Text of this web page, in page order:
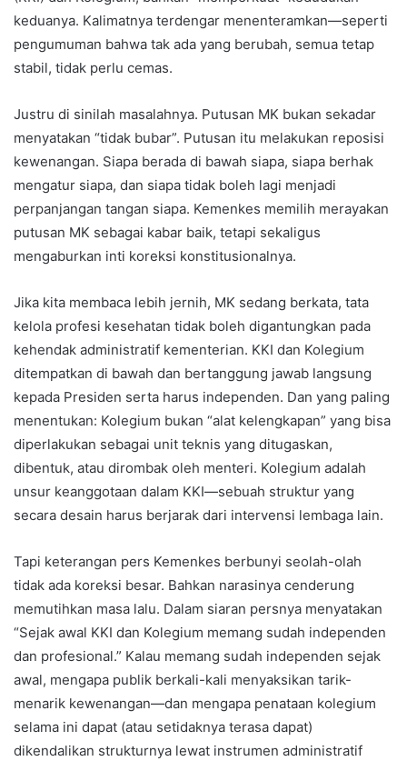
keduanya. Kalimatnya terdengar menenteramkan—seperti
pengumuman bahwa tak ada yang berubah, semua tetap
stabil, tidak perlu cemas.
Justru di sinilah masalahnya. Putusan MK bukan sekadar
menyatakan “tidak bubar”. Putusan itu melakukan reposisi
kewenangan. Siapa berada di bawah siapa, siapa berhak
mengatur siapa, dan siapa tidak boleh lagi menjadi
perpanjangan tangan siapa. Kemenkes memilih merayakan
putusan MK sebagai kabar baik, tetapi sekaligus
mengaburkan inti koreksi konstitusionalnya.
Jika kita membaca lebih jernih, MK sedang berkata, tata
kelola profesi kesehatan tidak boleh digantungkan pada
kehendak administratif kementerian. KKI dan Kolegium
ditempatkan di bawah dan bertanggung jawab langsung
kepada Presiden serta harus independen. Dan yang paling
menentukan: Kolegium bukan “alat kelengkapan” yang bisa
diperlakukan sebagai unit teknis yang ditugaskan,
dibentuk, atau dirombak oleh menteri. Kolegium adalah
unsur keanggotaan dalam KKI—sebuah struktur yang
secara desain harus berjarak dari intervensi lembaga lain.
Tapi keterangan pers Kemenkes berbunyi seolah-olah
tidak ada koreksi besar. Bahkan narasinya cenderung
memutihkan masa lalu. Dalam siaran persnya menyatakan
“Sejak awal KKI dan Kolegium memang sudah independen
dan profesional.” Kalau memang sudah independen sejak
awal, mengapa publik berkali-kali menyaksikan tarik-
menarik kewenangan—dan mengapa penataan kolegium
selama ini dapat (atau setidaknya terasa dapat)
dikendalikan strukturnya lewat instrumen administratif